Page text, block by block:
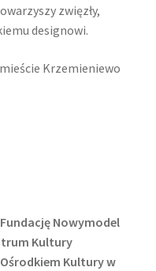
zwięzły,
designowi.
Krzemieniewo
Nowymodel
Kultury
Kultury w